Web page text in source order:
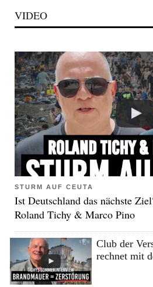
VIDEO
STURM AUF CEUTA
Ist Deutschland das nächste
Roland Tichy & Marco Pino
Club der
rechnet mit